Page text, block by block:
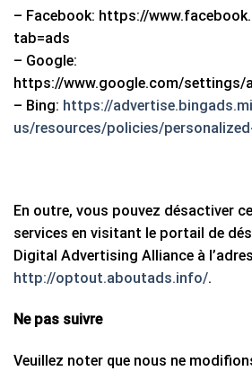
– Facebook: https://
tab=ads
– Google:
https://www.google.com/settings/
– Bing: https://
us/resources/policies/
En outre, vous pouvez désactiver
services en visitant le portail de
Digital Advertising Alliance à
http://optout.aboutads.info/.
Ne pas suivre
Veuillez noter que nous ne